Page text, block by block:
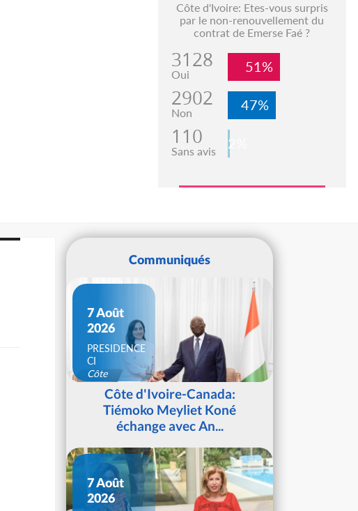
Côte d'Ivoire: Etes-vous surpris
par le non-renouvellement du
contrat de Emerse Faé ?
3128
Oui 51%
2902
Non 47%
110
Sans avis 2%
Communiqués
7 Août
2026
PRESIDENCE
CI
Côte
d'IvoireCôte d'Ivoire-Canada:
Tiémoko Meyliet Koné
échange avec An...
7 Août
2026